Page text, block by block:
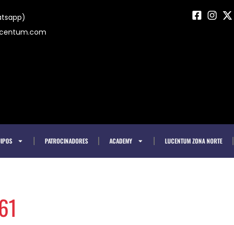
PATROCINADORES ACADEMY LUCENTUM ZONA NORTE